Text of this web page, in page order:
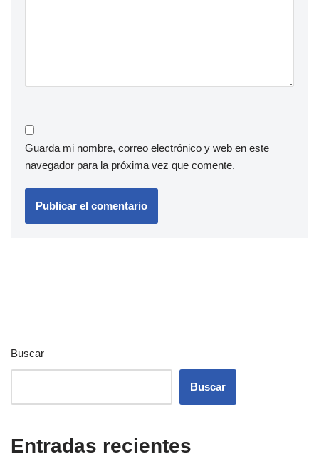
Guarda mi nombre, correo electrónico y web en este
navegador para la próxima vez que comente.
Buscar
Buscar
Entradas recientes